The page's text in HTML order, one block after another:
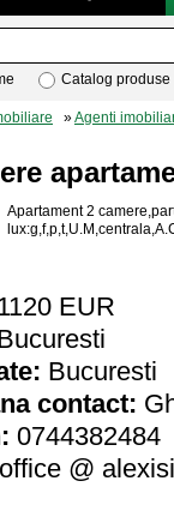
Catalog produse
»Agenti
Apartament 2
EUR
Bucuresti
contact:
0744382484
office @